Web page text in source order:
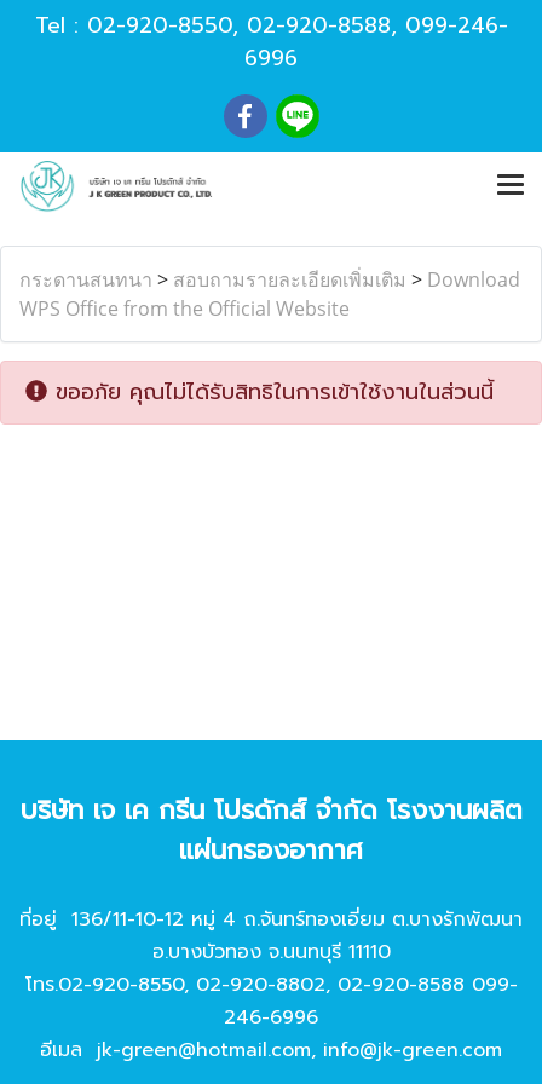
Tel : 02-920-8550, 02-920-8588, 099-246-
6996
กระดานสนทนา > สอบถามรายละเอียดเพิ่มเติม > Download
WPS Office from the Official Website
ขออภัย คุณไม่ได้รับสิทธิในการเข้าใช้งานในส่วนนี้
บริษัท เจ เค กรีน โปรดักส์ จํากัด โรงงานผลิต
แผ่นกรองอากาศ
ที่อยู่ 136/11-10-12 หมู่ 4 ถ.จันทร์ทองเอี่ยม ต.บางรักพัฒนา
อ.บางบัวทอง จ.นนทบุรี 11110
โทร.02-920-8550, 02-920-8802, 02-920-8588 099-
246-6996
อีเมล jk-green@hotmail.com, info@jk-green.com